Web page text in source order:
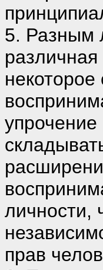
5. Разным
личности,
прав